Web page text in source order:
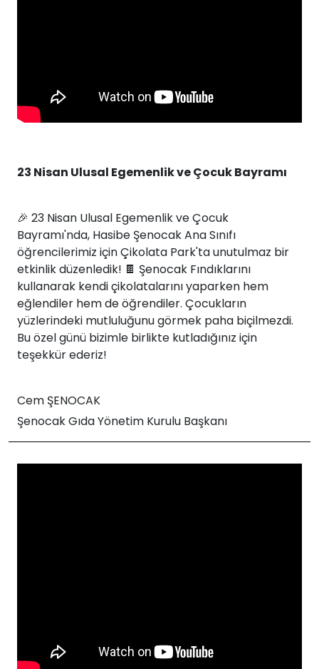
23 Nisan Ulusal Egemenlik ve Çocuk Bayramı
🎉 23 Nisan Ulusal Egemenlik ve Çocuk
Bayramı'nda, Hasibe Şenocak Ana Sınıfı
öğrencilerimiz için Çikolata Park'ta unutulmaz bir
etkinlik düzenledik! 🍫 Şenocak Fındıklarını
kullanarak kendi çikolatalarını yaparken hem
eğlendiler hem de öğrendiler. Çocukların
yüzlerindeki mutluluğunu görmek paha biçilmezdi.
Bu özel günü bizimle birlikte kutladığınız için
teşekkür ederiz!
Cem ŞENOCAK
Şenocak Gıda Yönetim Kurulu Başkanı